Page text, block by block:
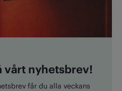
vårt nyhetsbrev!
får du alla veckans